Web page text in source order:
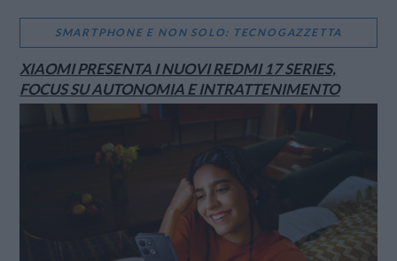
SMARTPHONE E NON SOLO: TECNOGAZZETTA
XIAOMI PRESENTA I NUOVI REDMI 17 SERIES,
FOCUS SU AUTONOMIA E INTRATTENIMENTO